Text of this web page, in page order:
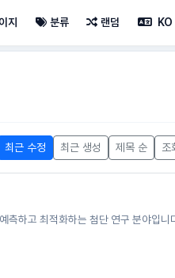
지 분류 랜덤 KO
최근 수정 최근 생성 제목 순 조
하고 최적화하는 첨단 연구 분야입니